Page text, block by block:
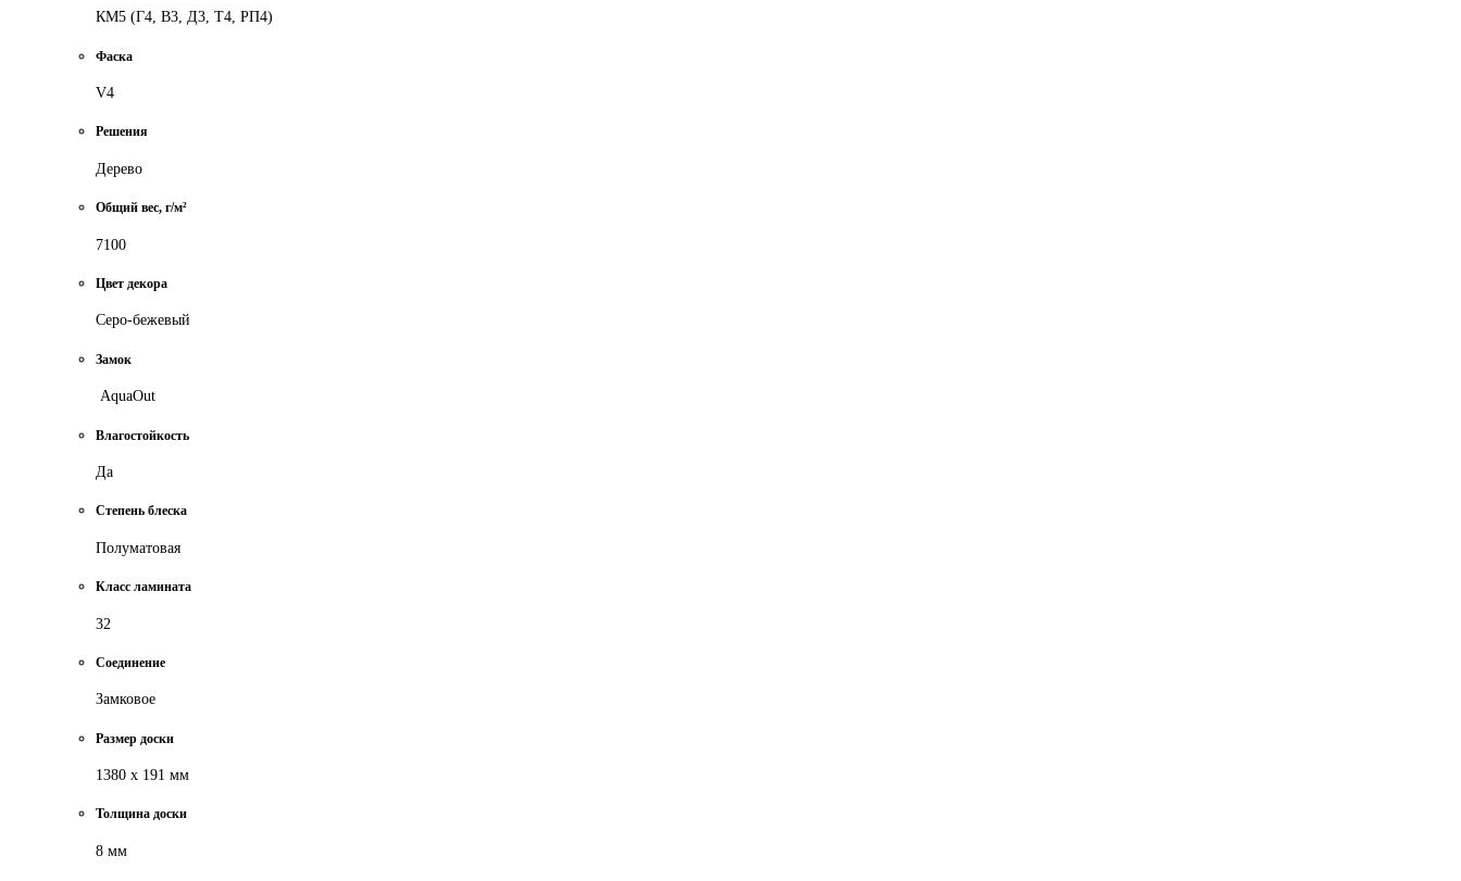
КМ5 (Г4, В3, Д3, Т4, РП4)
Фаска
V4
Решения
Дерево
Общий вес, г/м²
7100
Цвет декора
Серо-бежевый
Замок
AquaOut
Влагостойкость
Да
Степень блеска
Полуматовая
Класс ламината
32
Соединение
Замковое
Размер доски
1380 х 191 мм
Толщина доски
8 мм